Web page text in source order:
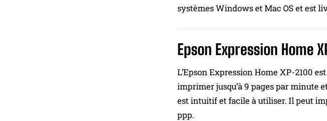
systèmes Windows et Mac OS et est
Epson Expression Home
L’Epson Expression Home XP-2100
imprimer jusqu’à 9 pages par minute
est intuitif et facile à utiliser. Il peut
ppp.